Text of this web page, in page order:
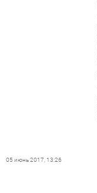
05 июнь 2017, 13:26